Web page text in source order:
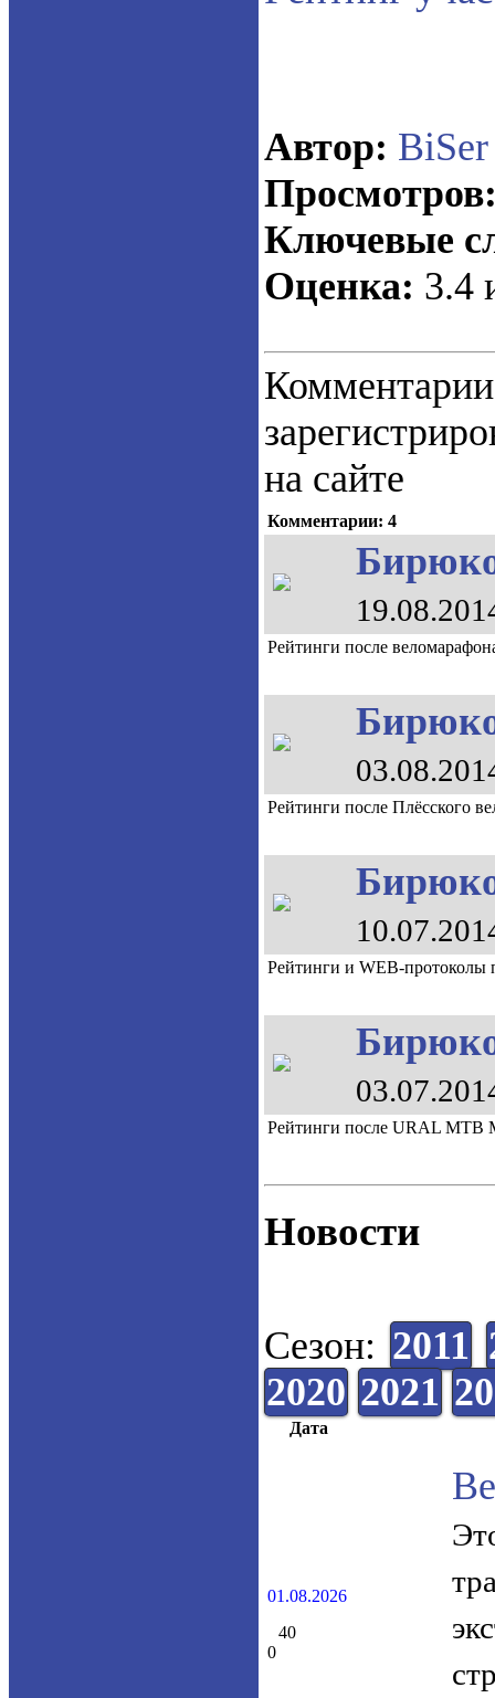
Автор: BiSer
Ключевые
Оценка: 3.4
на сайте
Комментарии: 4
Рейтинги после
Рейтинги после Плёсского
Рейтинги и WEB-протоколы
Рейтинги после URAL MTB
Новости
Сезон: 2011
2020 2021
Дата
01.08.2026
40
0